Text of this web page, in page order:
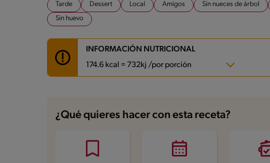
Tarde Dessert Local Amigos Sin nueces de árbol
Sin huevo
INFORMACIÓN NUTRICIONAL
174.6 kcal = 732kj /por porción
Energía
174.6 kcal
Grasas 3.1 g
Sodio
¿Qué quieres hacer con esta receta?